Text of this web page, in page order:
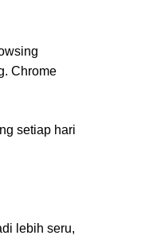
Chrome
setiap hari
lebih seru,